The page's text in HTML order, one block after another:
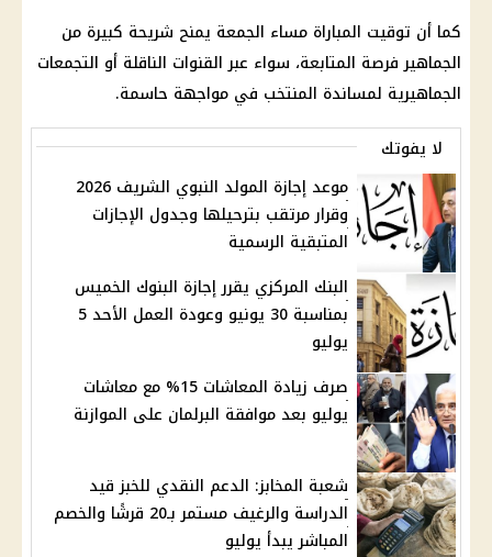
كما أن توقيت المباراة مساء الجمعة يمنح شريحة كبيرة من
الجماهير فرصة المتابعة، سواء عبر القنوات الناقلة أو التجمعات
الجماهيرية لمساندة المنتخب في مواجهة حاسمة.
لا يفوتك
موعد إجازة المولد النبوي الشريف 2026
وقرار مرتقب بترحيلها وجدول الإجازات
المتبقية الرسمية
البنك المركزي يقرر إجازة البنوك الخميس
بمناسبة 30 يونيو وعودة العمل الأحد 5
يوليو
صرف زيادة المعاشات 15% مع معاشات
يوليو بعد موافقة البرلمان على الموازنة
شعبة المخابز: الدعم النقدي للخبز قيد
الدراسة والرغيف مستمر بـ20 قرشًا والخصم
المباشر يبدأ يوليو